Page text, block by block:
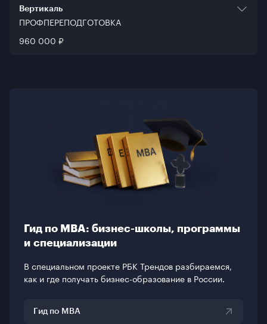
Модульный
Срок обучения
8 месяцев
Вертикаль
ПРОФПЕРЕПОДГОТОВКА
Профпереподготовка
960 000 ₽
Гид по MBA: бизнес-школы, программы
и специализации
В специальном проекте РБК Трендов разбираемся,
как и где получать бизнес-образование в России.
Гид по MBA